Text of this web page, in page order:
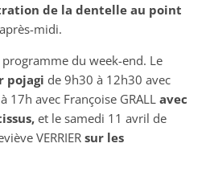
de la dentelle au point
midi.
programme du week-end. Le
pojagi de 9h30 à 12h30 avec
17h avec Françoise GRALL avec
et le samedi 11 avril de
VERRIER sur les